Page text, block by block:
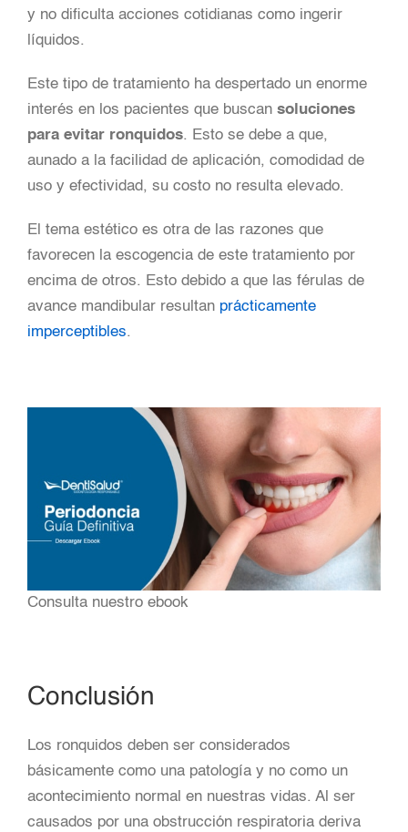
y no dificulta acciones cotidianas como ingerir
líquidos.
Este tipo de tratamiento ha despertado un enorme
interés en los pacientes que buscan soluciones
para evitar ronquidos. Esto se debe a que,
aunado a la facilidad de aplicación, comodidad de
uso y efectividad, su costo no resulta elevado.
El tema estético es otra de las razones que
favorecen la escogencia de este tratamiento por
encima de otros. Esto debido a que las férulas de
avance mandibular resultan prácticamente
imperceptibles.
Consulta nuestro ebook
Conclusión
Los ronquidos deben ser considerados
básicamente como una patología y no como un
acontecimiento normal en nuestras vidas. Al ser
causados por una obstrucción respiratoria deriva